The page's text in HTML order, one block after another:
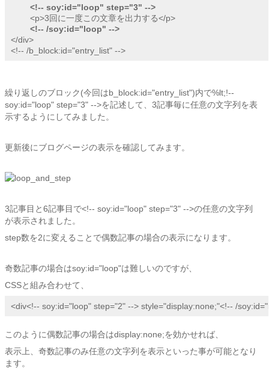
<!-- soy:id="loop" step="3" -->
<!-- /soy:id="loop" -->
</div>
<!-- /b_block:id="entry_list" -->
繰り返しのブロック(今回はb_block:id="entry_list")内で%lt;!--
soy:id="loop" step="3" -->を記述して、3記事毎に任意の文字列を表
示するようにしてみました。
更新後にブログページの表示を確認してみます。
3記事目と6記事目で<!-- soy:id="loop" step="3" -->の任意の文字列
が表示されました。
step数を2に変えることで偶数記事の場合の表示になります。
奇数記事の場合はsoy:id="loop"は難しいのですが、
CSSと組み合わせて、
<div<!-- soy:id="loop" step="2" --> style="display:none;"<!-- /
このように偶数記事の場合はdisplay:none;を効かせれば、
表示上、奇数記事のみ任意の文字列を表示といった事が可能となり
ます。